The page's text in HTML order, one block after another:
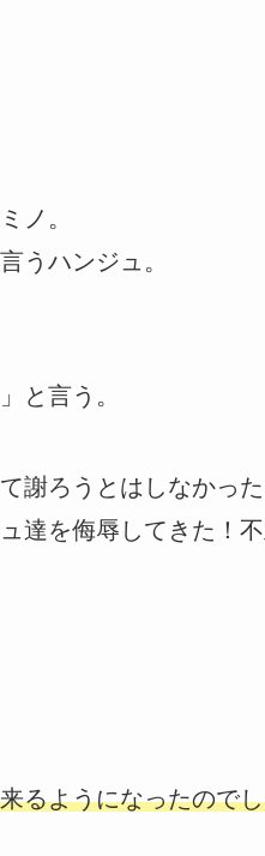
ノ。
うハンジュ。
と言う。
謝ろうとはしなかった
達を侮辱してきた！
るようになったので